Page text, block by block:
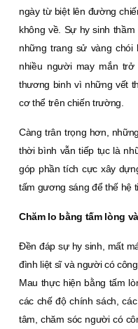
ngày từ biệt lên đường
không về. Sự hy sinh
những trang sử vàng
nhiều người may mắn
thương binh vì những vết
cơ thể trên chiến trường.
Càng trân trọng hơn,
thời bình vẫn tiếp tục là
góp phần tích cực xây
tấm gương sáng để thế hệ
Chăm lo bằng tấm lòng
Đền đáp sự hy sinh, mất
đình liệt sĩ và người có
Mau thực hiện bằng tấm
các chế độ chính sách,
tâm, chăm sóc người có